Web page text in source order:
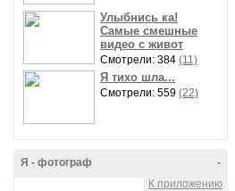
Улыбнись ка!
Самые смешные
видео с живот
Смотрели: 384 (11)
Я тихо шла...
Смотрели: 559 (22)
-
Я - фотограф
К приложению